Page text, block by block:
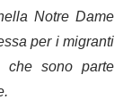
Notre Dame
per i migranti
sono parte